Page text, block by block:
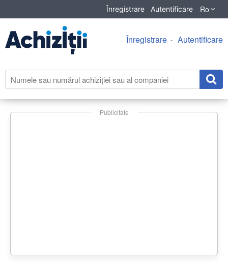
Înregistrare Autentificare Ro
Înregistrare Autentificare
Publicitate